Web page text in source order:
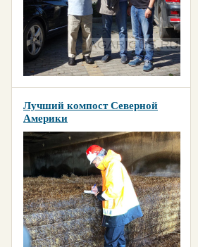
Лучший компост Северной
Америки